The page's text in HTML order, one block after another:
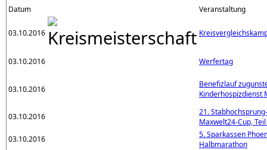
Datum
Veranstaltung
03.10.2016
03.10.2016 Werfertag
03.10.2016
Benefizlauf
Kinderhospizdienst
03.10.2016
21.
Maxwelt24-Cup,
03.10.2016
5. Sparkassen
Halbmarathon